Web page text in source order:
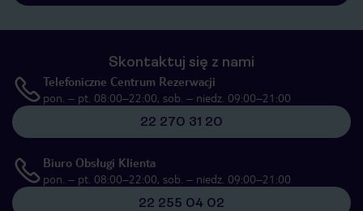
Skontaktuj się z nami
Telefoniczne Centrum Rezerwacji
pon. – pt. 08:00–22:00, sob. – niedz. 09:00–21:00
22 270 31 20
Biuro Obsługi Klienta
pon. – pt. 08:00–22:00, sob. – niedz. 09:00–21:00
22 255 04 02